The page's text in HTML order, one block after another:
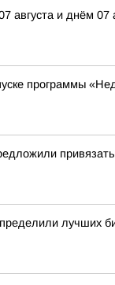
августа и днём 07
программы
лучших